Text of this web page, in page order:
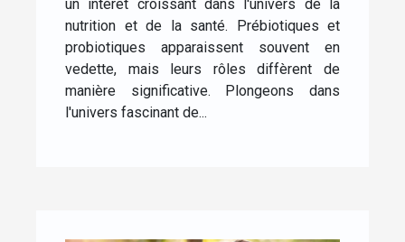
un intérêt croissant dans l'univers de la
nutrition et de la santé. Prébiotiques et
probiotiques apparaissent souvent en
vedette, mais leurs rôles diffèrent de
manière significative. Plongeons dans
l'univers fascinant de...